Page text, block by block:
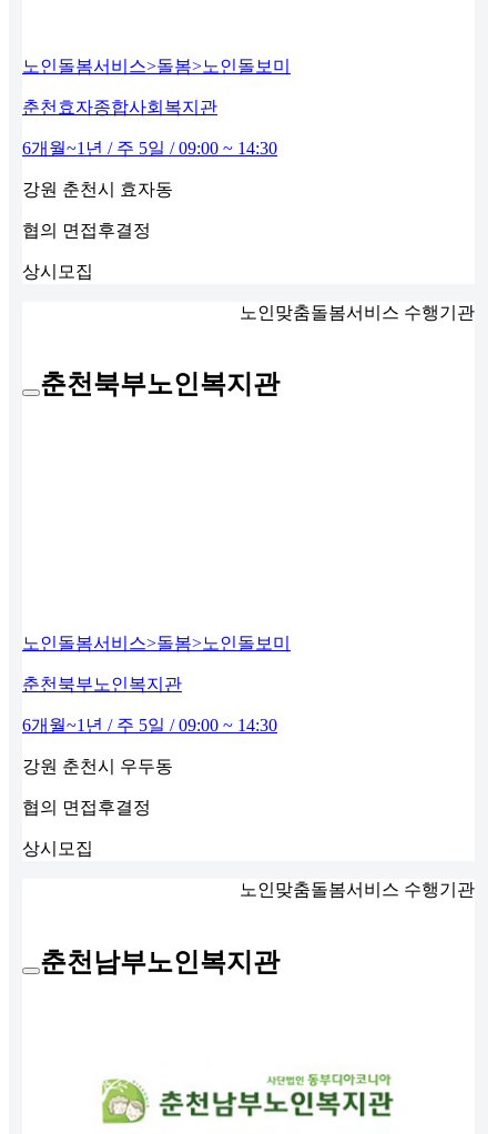
노인돌봄서비스>돌봄>노인돌보미
춘천효자종합사회복지관
6개월~1년 / 주 5일 / 09:00 ~ 14:30
강원 춘천시 효자동
협의 면접후결정
상시모집
노인맞춤돌봄서비스 수행기관
춘천북부노인복지관
노인돌봄서비스>돌봄>노인돌보미
춘천북부노인복지관
6개월~1년 / 주 5일 / 09:00 ~ 14:30
강원 춘천시 우두동
협의 면접후결정
상시모집
노인맞춤돌봄서비스 수행기관
춘천남부노인복지관